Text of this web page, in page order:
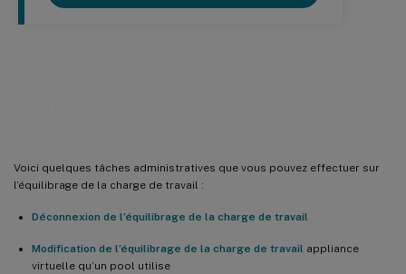
Voici quelques tâches administratives que vous pouvez effectuer sur
l’équilibrage de la charge de travail :
Déconnexion de l’équilibrage de la charge de travail
Modification de l’équilibrage de la charge de travail appliance
virtuelle qu’un pool utilise